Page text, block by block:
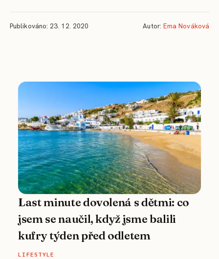
Publikováno: 23. 12. 2020 Autor: Ema Nováková
Last minute dovolená s dětmi: co
jsem se naučil, když jsme balili
kufry týden před odletem
LIFESTYLE